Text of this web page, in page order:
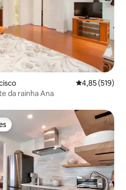
4,85 de uma
4,85 (519)
da rainha Ana
dos hóspedes